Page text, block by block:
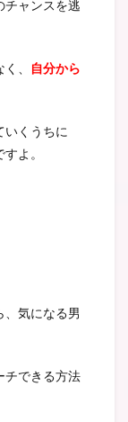
チャンスを逃
、
自分から
いくうちに
よ。
、気になる男
チできる方法